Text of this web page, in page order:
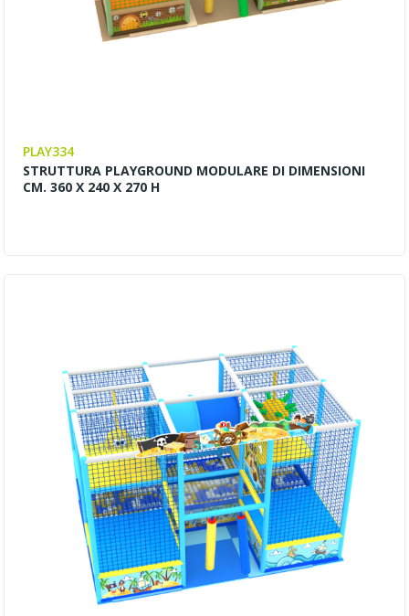
PLAY334
STRUTTURA PLAYGROUND MODULARE DI DIMENSIONI
CM. 360 X 240 X 270 H